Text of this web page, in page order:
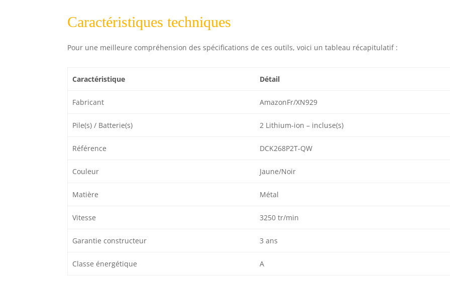
Caractéristiques techniques
Pour une meilleure compréhension des spécifications de ces outils, voici un tableau récapitulatif :
Caractéristique Détail
Fabricant AmazonFr/XN929
Pile(s) / Batterie(s) 2 Lithium-ion – incluse(s)
Référence DCK268P2T-QW
Couleur Jaune/Noir
Matière Métal
Vitesse 3250 tr/min
Garantie constructeur 3 ans
Classe énergétique A